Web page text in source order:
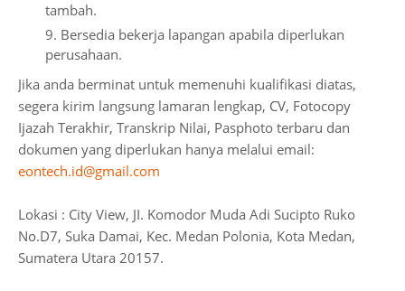
tambah.
Bersedia bekerja lapangan apabila diperlukan
perusahaan.
Jika anda berminat untuk memenuhi kualifikasi diatas,
segera kirim langsung lamaran lengkap, CV, Fotocopy
Ijazah Terakhir, Transkrip Nilai, Pasphoto terbaru dan
dokumen yang diperlukan hanya melalui email:
eontech.id@gmail.com
Lokasi : City View, JI. Komodor Muda Adi Sucipto Ruko
No.D7, Suka Damai, Kec. Medan Polonia, Kota Medan,
Sumatera Utara 20157.